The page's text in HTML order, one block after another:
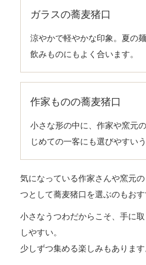
ガラスの蕎麦猪口
涼やかで軽やかな印象。夏の
飲みものにもよく合います。
作家ものの蕎麦猪口
小さな形の中に、作家や窯元
じめての一客にも選びやすいう
気になっている作家さんや窯元
つとして蕎麦猪口を選ぶのもおす
小さなうつわだからこそ、手に
しやすい。
少しずつ集める楽しみもあります